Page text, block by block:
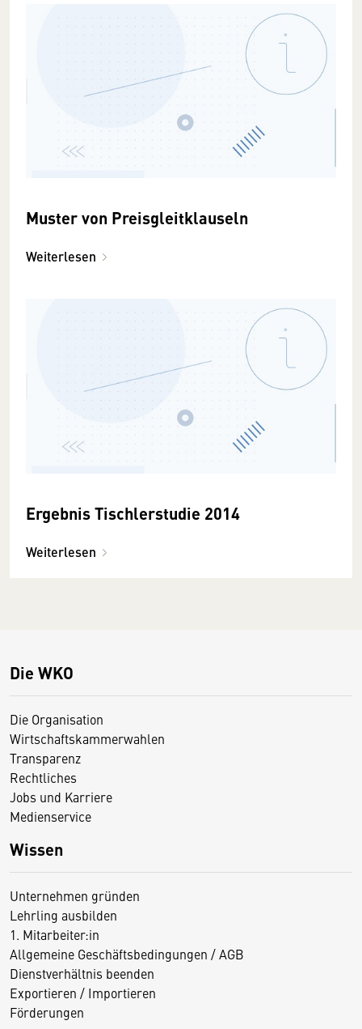
Muster von Preisgleitklauseln
Weiterlesen
Ergebnis Tischlerstudie 2014
Weiterlesen
Die WKO
Die Organisation
Wirtschaftskammerwahlen
Transparenz
Rechtliches
Jobs und Karriere
Medienservice
Wissen
Unternehmen gründen
Lehrling ausbilden
1. Mitarbeiter:in
Allgemeine Geschäftsbedingungen / AGB
Dienstverhältnis beenden
Exportieren / Importieren
Förderungen